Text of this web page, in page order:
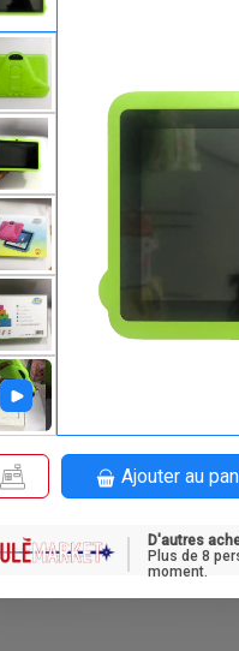
Ajouter au
D'autres
Plus de 8
moment.